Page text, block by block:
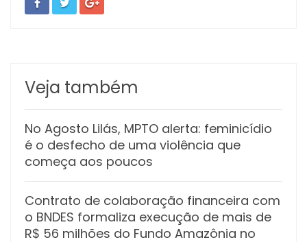
Veja também
No Agosto Lilás, MPTO alerta: feminicídio
é o desfecho de uma violência que
começa aos poucos
Contrato de colaboração financeira com
o BNDES formaliza execução de mais de
R$ 56 milhões do Fundo Amazônia no